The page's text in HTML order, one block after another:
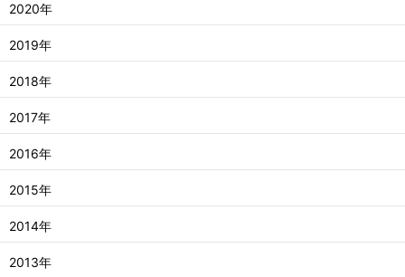
2020年
2019年
2018年
2017年
2016年
2015年
2014年
2013年